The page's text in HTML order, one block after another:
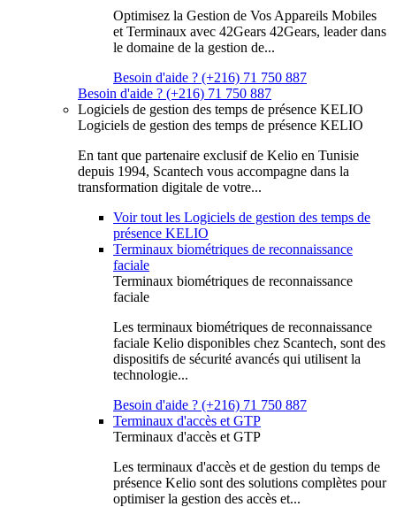
Optimisez la Gestion de Vos Appareils Mobiles
et Terminaux avec 42Gears 42Gears, leader dans
le domaine de la gestion de...
Besoin d'aide ? (+216) 71 750 887
Besoin d'aide ? (+216) 71 750 887
Logiciels de gestion des temps de présence KELIO
Logiciels de gestion des temps de présence KELIO
En tant que partenaire exclusif de Kelio en Tunisie
depuis 1994, Scantech vous accompagne dans la
transformation digitale de votre...
Voir tout les Logiciels de gestion des temps de
présence KELIO
Terminaux biométriques de reconnaissance
faciale
Terminaux biométriques de reconnaissance
faciale
Les terminaux biométriques de reconnaissance
faciale Kelio disponibles chez Scantech, sont des
dispositifs de sécurité avancés qui utilisent la
technologie...
Besoin d'aide ? (+216) 71 750 887
Terminaux d'accès et GTP
Terminaux d'accès et GTP
Les terminaux d'accès et de gestion du temps de
présence Kelio sont des solutions complètes pour
optimiser la gestion des accès et...